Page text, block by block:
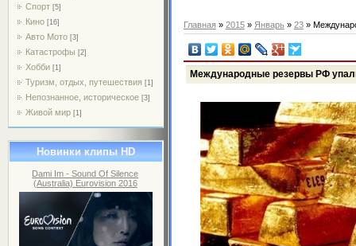
Спорт [5]
Кино [16]
Авто Мото [3]
Катастрофы [2]
Хобби [1]
Туризм, отдых, путешествия [1]
Непознанное, историческое [3]
Живой мир [1]
Новинки клипы HD
Dami Im - Sound Of Silence
(Australia) Eurovision 2016
Главная » 2015 » Январь » 23»
Международные резервы РФ